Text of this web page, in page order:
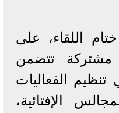
اللقاء، على
مشتركة تتضمن
الفعاليات
الإفتائية،